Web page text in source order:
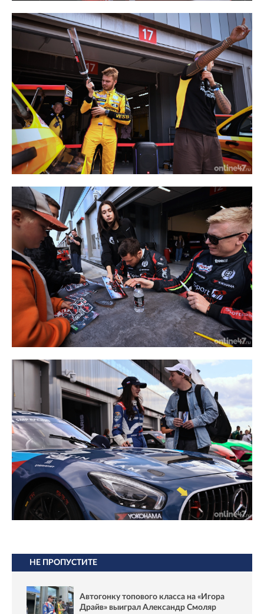
НЕ ПРОПУСТИТЕ
Автогонку топового класса на «Игора
Драйв» выиграл Александр Смоляр